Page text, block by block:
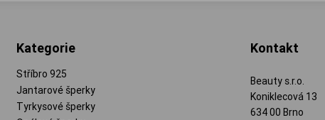
Kategorie
Stříbro 925
Jantarové šperky
Tyrkysové šperky
Kontakt
Beauty s.r.o.
Koniklecová 13
634 00 Brno